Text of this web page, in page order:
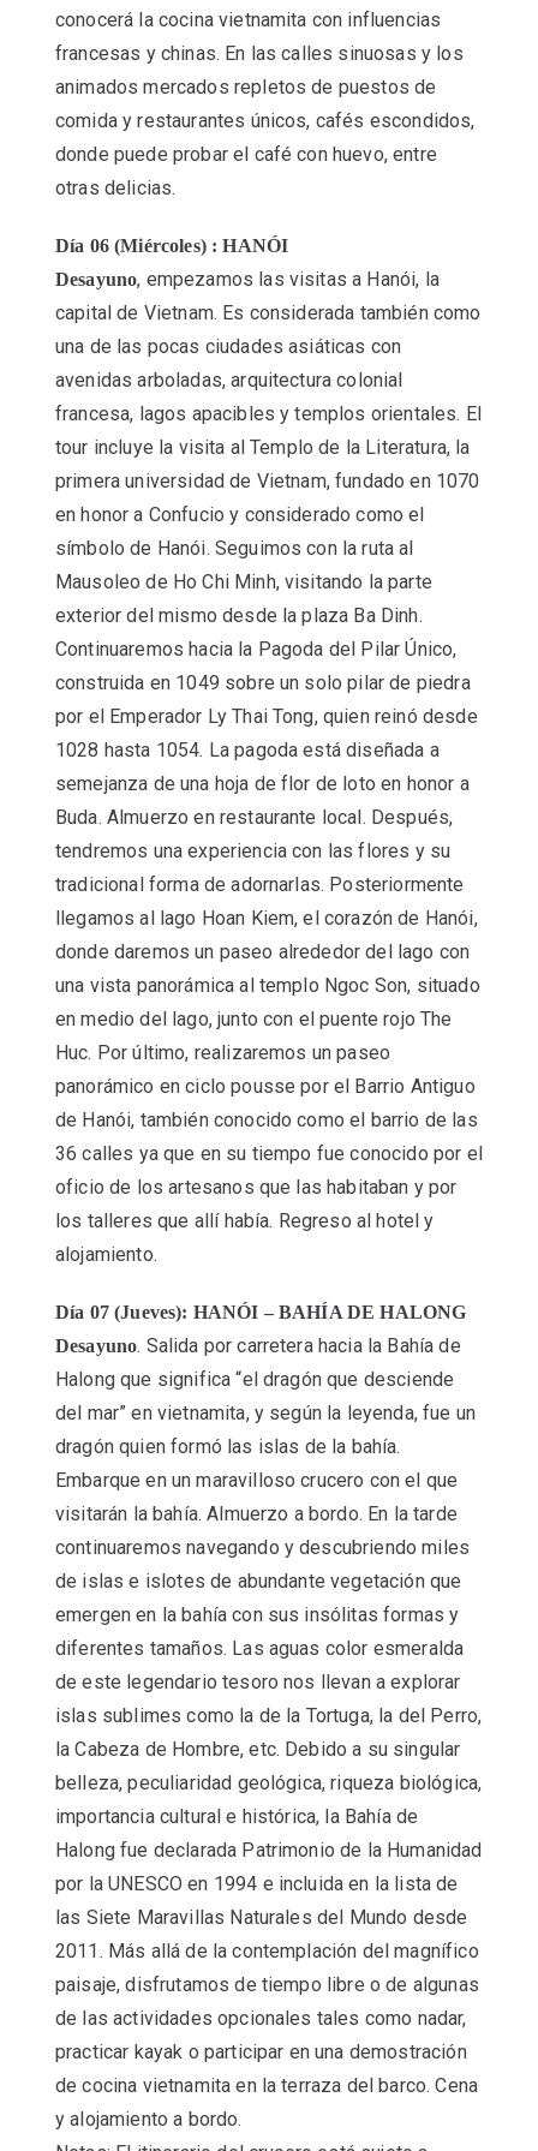
conocerá la cocina vietnamita con influencias
francesas y chinas. En las calles sinuosas y los
animados mercados repletos de puestos de
comida y restaurantes únicos, cafés escondidos,
donde puede probar el café con huevo, entre
otras delicias.
Día 06 (Miércoles) : HANÓI
Desayuno, empezamos las visitas a Hanói, la
capital de Vietnam. Es considerada también como
una de las pocas ciudades asiáticas con
avenidas arboladas, arquitectura colonial
francesa, lagos apacibles y templos orientales. El
tour incluye la visita al Templo de la Literatura, la
primera universidad de Vietnam, fundado en 1070
en honor a Confucio y considerado como el
símbolo de Hanói. Seguimos con la ruta al
Mausoleo de Ho Chi Minh, visitando la parte
exterior del mismo desde la plaza Ba Dinh.
Continuaremos hacia la Pagoda del Pilar Único,
construida en 1049 sobre un solo pilar de piedra
por el Emperador Ly Thai Tong, quien reinó desde
1028 hasta 1054. La pagoda está diseñada a
semejanza de una hoja de flor de loto en honor a
Buda. Almuerzo en restaurante local. Después,
tendremos una experiencia con las flores y su
tradicional forma de adornarlas. Posteriormente
llegamos al lago Hoan Kiem, el corazón de Hanói,
donde daremos un paseo alrededor del lago con
una vista panorámica al templo Ngoc Son, situado
en medio del lago, junto con el puente rojo The
Huc. Por último, realizaremos un paseo
panorámico en ciclo pousse por el Barrio Antiguo
de Hanói, también conocido como el barrio de las
36 calles ya que en su tiempo fue conocido por el
oficio de los artesanos que las habitaban y por
los talleres que allí había. Regreso al hotel y
alojamiento.
Día 07 (Jueves): HANÓI – BAHÍA DE HALONG
Desayuno. Salida por carretera hacia la Bahía de
Halong que significa “el dragón que desciende
del mar” en vietnamita, y según la leyenda, fue un
dragón quien formó las islas de la bahía.
Embarque en un maravilloso crucero con el que
visitarán la bahía. Almuerzo a bordo. En la tarde
continuaremos navegando y descubriendo miles
de islas e islotes de abundante vegetación que
emergen en la bahía con sus insólitas formas y
diferentes tamaños. Las aguas color esmeralda
de este legendario tesoro nos llevan a explorar
islas sublimes como la de la Tortuga, la del Perro,
la Cabeza de Hombre, etc. Debido a su singular
belleza, peculiaridad geológica, riqueza biológica,
importancia cultural e histórica, la Bahía de
Halong fue declarada Patrimonio de la Humanidad
por la UNESCO en 1994 e incluida en la lista de
las Siete Maravillas Naturales del Mundo desde
2011. Más allá de la contemplación del magnífico
paisaje, disfrutamos de tiempo libre o de algunas
de las actividades opcionales tales como nadar,
practicar kayak o participar en una demostración
de cocina vietnamita en la terraza del barco. Cena
y alojamiento a bordo.